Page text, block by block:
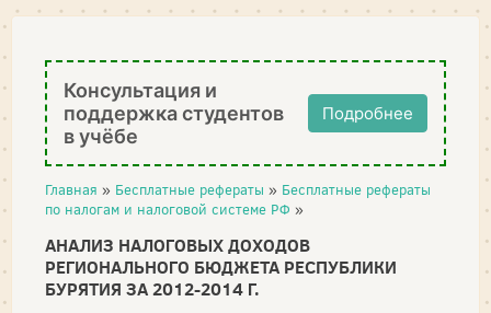
Консультация и
поддержка студентов
в учёбе
Подробнее
Главная » Бесплатные рефераты » Бесплатные рефераты
по налогам и налоговой системе РФ »
АНАЛИЗ НАЛОГОВЫХ ДОХОДОВ
РЕГИОНАЛЬНОГО БЮДЖЕТА РЕСПУБЛИКИ
БУРЯТИЯ ЗА 2012-2014 Г.